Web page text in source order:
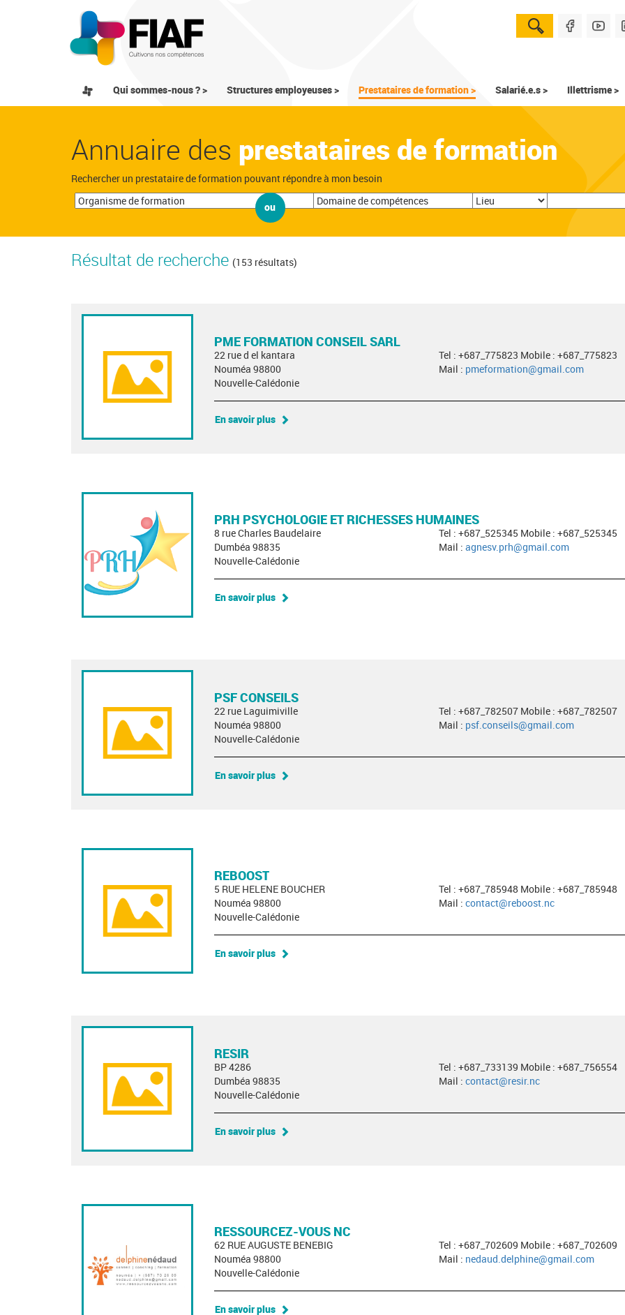
Qui sommes-nous ? > Structures employeuses > Prestataires de formation > Salarié.e.s > Illettrisme >
Annuaire des prestataires de formation
Rechercher un prestataire de formation pouvant répondre à mon besoin
ou
Résultat de recherche (153 résultats)
PME FORMATION CONSEIL SARL
22 rue d el kantara
Nouméa 98800
Nouvelle-Calédonie
Tel : +687_775823 Mobile : +687_775823
Mail : pmeformation@gmail.com
En savoir plus
PRH PSYCHOLOGIE ET RICHESSES HUMAINES
8 rue Charles Baudelaire
Dumbéa 98835
Nouvelle-Calédonie
Tel : +687_525345 Mobile : +687_525345
Mail : agnesv.prh@gmail.com
En savoir plus
PSF CONSEILS
22 rue Laguimiville
Nouméa 98800
Nouvelle-Calédonie
Tel : +687_782507 Mobile : +687_782507
Mail : psf.conseils@gmail.com
En savoir plus
REBOOST
5 RUE HELENE BOUCHER
Nouméa 98800
Nouvelle-Calédonie
Tel : +687_785948 Mobile : +687_785948
Mail : contact@reboost.nc
En savoir plus
RESIR
BP 4286
Dumbéa 98835
Nouvelle-Calédonie
Tel : +687_733139 Mobile : +687_756554
Mail : contact@resir.nc
En savoir plus
RESSOURCEZ-VOUS NC
62 RUE AUGUSTE BENEBIG
Nouméa 98800
Nouvelle-Calédonie
Tel : +687_702609 Mobile : +687_702609
Mail : nedaud.delphine@gmail.com
En savoir plus